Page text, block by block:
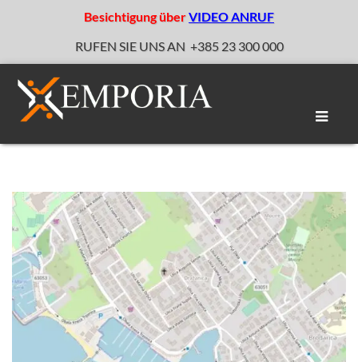
Besichtigung überVIDEO ANRUF
RUFEN SIE UNS AN +385 23 300 000